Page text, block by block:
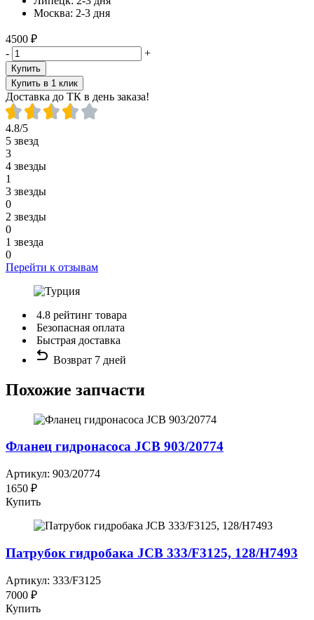
Москва: 2-3 дня
4500 ₽
-
+
Купить
Купить в 1 клик
Доставка до ТК в день заказа!
4.8/5
5 звезд
3
4 звезды
1
3 звезды
0
2 звезды
0
1 звезда
0
Перейти к отзывам
4.8 рейтинг товара
Безопасная оплата
Быстрая доставка
Возврат 7 дней
Похожие запчасти
Фланец гидронасоса JCB 903/20774
Артикул: 903/20774
1650 ₽
Купить
Патрубок гидробака JCB 333/F3125, 128/H7493
Артикул: 333/F3125
7000 ₽
Купить